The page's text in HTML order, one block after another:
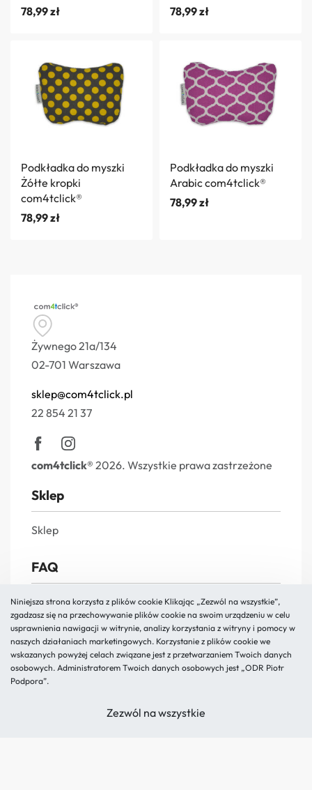
78,99zł
78,99zł
Podkładka do myszki
Żółte kropki
com4tclick®
78,99zł
Podkładka do myszki
Arabic com4tclick®
78,99zł
Żywnego 21a/134
02-701 Warszawa
sklep@com4tclick.pl
22 854 21 37
com4tclick® 2026. Wszystkie prawa zastrzeżone
Sklep
Sklep
FAQ
FAQs
Reklamacja i zwroty
Polityka prywatności
Regulamin
Niniejsza strona korzysta z plików cookie Klikając „Zezwól na wszystkie”,
zgadzasz się na przechowywanie plików cookie na swoim urządzeniu w celu
usprawnienia nawigacji w witrynie, analizy korzystania z witryny i pomocy w
naszych działaniach marketingowych. Korzystanie z plików cookie we
wskazanych powyżej celach związane jest z przetwarzaniem Twoich danych
osobowych. Administratorem Twoich danych osobowych jest „ODR Piotr
Podpora”.
Zezwól na wszystkie